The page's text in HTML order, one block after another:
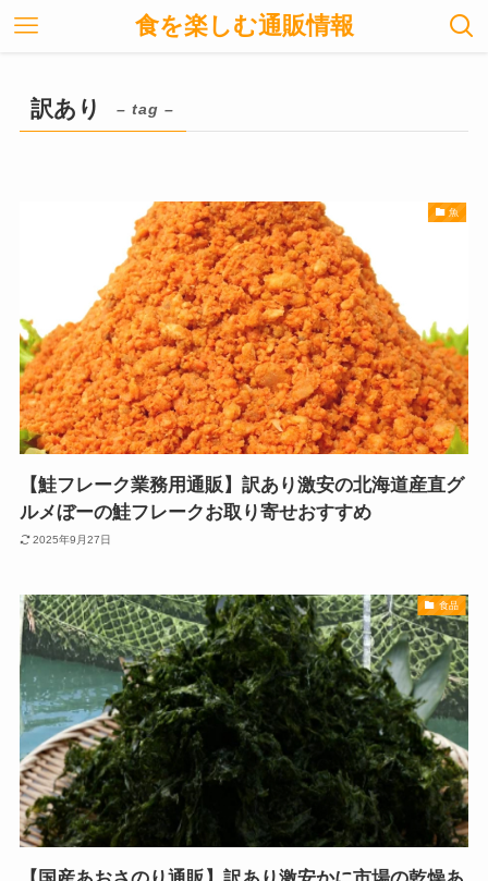
食を楽しむ通販情報
訳あり – tag –
魚
【鮭フレーク業務用通販】訳あり激安の北海道産直グ
ルメぼーの鮭フレークお取り寄せおすすめ
2025年9月27日
食品